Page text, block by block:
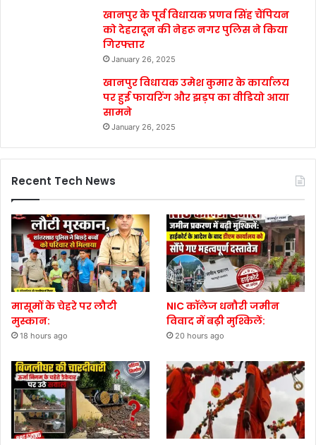
खानपुर के पूर्व विधायक प्रणव सिंह चैंपियन
को देहरादून की नेहरू नगर पुलिस ने किया
गिरफ्तार
January 26, 2025
खानपुर विधायक उमेश कुमार के कार्यालय
पर हुई फायरिंग और झड़प का वीडियो आया
सामने
January 26, 2025
Recent Tech News
मासूमों के चेहरे पर लौटी
मुस्कान:
18 hours ago
NIC कॉलेज धनौरी जमीन
विवाद में बढ़ी मुश्किलें:
20 hours ago